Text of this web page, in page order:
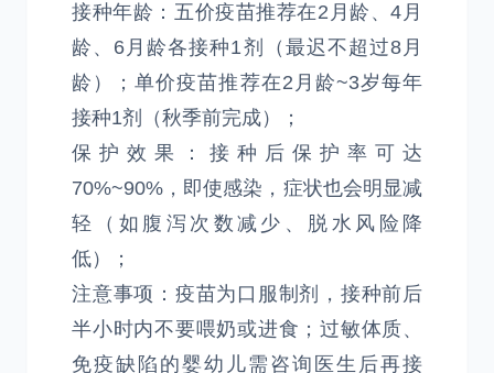
接种年龄：五价疫苗推荐在2月龄、4月
龄、6月龄各接种1剂（最迟不超过8月
龄）；单价疫苗推荐在2月龄~3岁每年
接种1剂（秋季前完成）；
保护效果：接种后保护率可达
70%~90%，即使感染，症状也会明显减
轻（如腹泻次数减少、脱水风险降
低）；
注意事项：疫苗为口服制剂，接种前后
半小时内不要喂奶或进食；过敏体质、
免疫缺陷的婴幼儿需咨询医生后再接